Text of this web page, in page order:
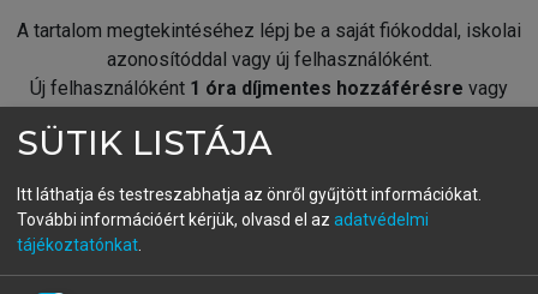
A tartalom megtekintéséhez lépj be a saját fiókoddal, iskolai
azonosítóddal vagy új felhasználóként.
Új felhasználóként 1 óra díjmentes hozzáférésre vagy
fiókoddal,vagy hozz létre új fiókot.
A regisztráció után apróbaidőszakautomatikusan
SÜTIK LISTÁJA
Itt láthatja és testreszabhatja az önről gyűjtött információkat.
További információért kérjük, olvasd el az adatvédelmi
tájékoztatónkat